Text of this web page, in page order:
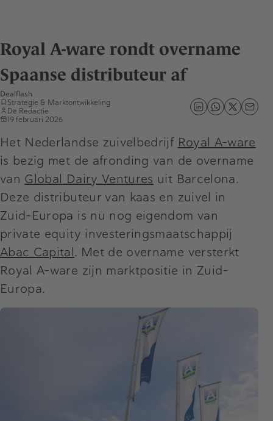
Royal A-ware rondt overname
Spaanse distributeur af
Dealflash
Strategie & Marktontwikkeling
De Redactie
19 februari 2026
Het Nederlandse zuivelbedrijf Royal A-ware
is bezig met de afronding van de overname
van Global Dairy Ventures uit Barcelona.
Deze distributeur van kaas en zuivel in
Zuid-Europa is nu nog eigendom van
private equity investeringsmaatschappij
Abac Capital. Met de overname versterkt
Royal A-ware zijn marktpositie in Zuid-
Europa.